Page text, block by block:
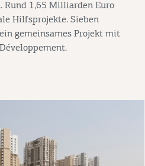
1,65 Milliarden Euro
Hilfsprojekte. Sieben
gemeinsames Projekt mit